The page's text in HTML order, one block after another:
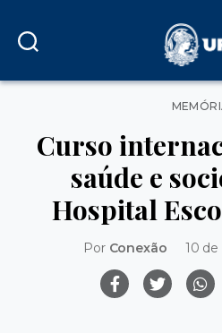
Curso
saúde e
Hospital
Por Conexão 10